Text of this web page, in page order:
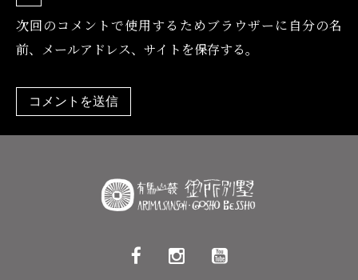
次回のコメントで使用するためブラウザーに自分の名
前、メールアドレス、サイトを保存する。